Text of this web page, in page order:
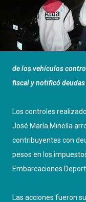
de los vehículos
fiscal y notificó
Los controles
José María Minella
contribuyentes con
pesos en los
Embarcaciones
Las acciones fueron